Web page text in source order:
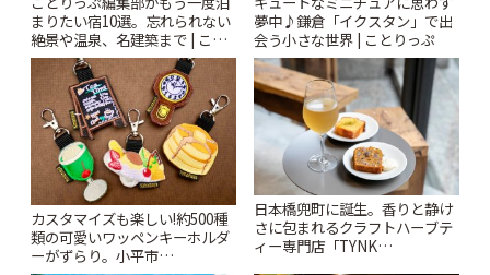
まりたい宿10選。忘れられない
絶景や温泉、名建築まで | こと
りっぷ
夢中♪鎌倉「イクスタン」で出
会う小さな世界 | ことりっぷ
カスタマイズも楽しい!約500種
類の可愛いワッペンキーホルダ
ーがずらり。小平市
日本橋兜町に誕生。香りと静け
さに包まれるクラフトハーブテ
ィー専門店「TYNK